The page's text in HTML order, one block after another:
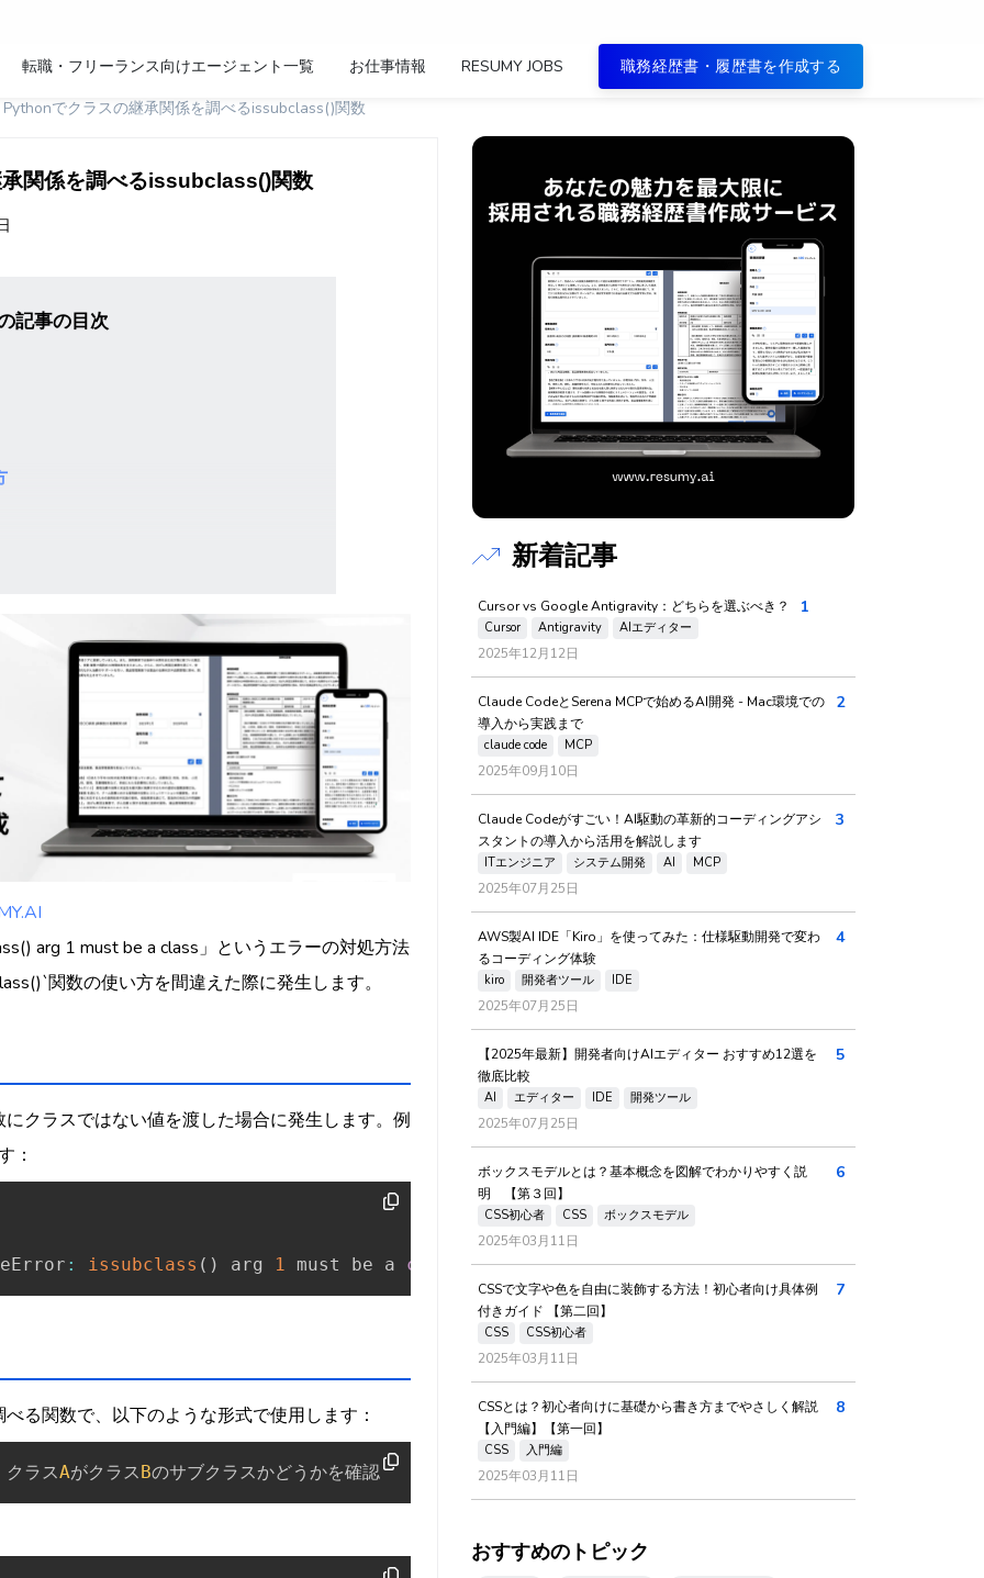
転職・フリーランス向けエージェント一覧 お仕事情報 RESUMY JOBS
職務経歴書・履歴書を作成する
でクラスの継承関係を調べるissubclass()関数
関係を調べるissubclass()関数
記事の目次
arg 1 must be a class」というエラーの対処方法
関数の使い方を間違えた際に発生します。
クラスではない値を渡した場合に発生します。例
：
: issubclass ( ) arg 1 must be a class
る関数で、以下のような形式で使用します：
ラス
Aがクラス Bのサブクラスかどうかを確認
新着記事
Cursor vs Google Antigravity：どちらを選ぶべき？
Cursor Antigravity AIエディター
2025年12月12日
1
Claude CodeとSerena MCPで始めるAI開発 - Mac環境での
導入から実践まで
claude code MCP
2025年09月10日
2
Claude Codeがすごい！AI駆動の革新的コーディングアシ
スタントの導入から活用を解説します
ITエンジニア システム開発 AI MCP
2025年07月25日
3
AWS製AI IDE「Kiro」を使ってみた：仕様駆動開発で変わ
るコーディング体験
kiro 開発者ツール IDE
2025年07月25日
4
【2025年最新】開発者向けAIエディター おすすめ12選を
徹底比較
AI エディター IDE 開発ツール
2025年07月25日
5
ボックスモデルとは？基本概念を図解でわかりやすく説
明 【第３回】
CSS初心者 CSS ボックスモデル
2025年03月11日
6
CSSで文字や色を自由に装飾する方法！初心者向け具体例
付きガイド 【第二回】
CSS CSS初心者
2025年03月11日
7
CSSとは？初心者向けに基礎から書き方までやさしく解説
【入門編】【第一回】
CSS 入門編
2025年03月11日
8
おすすめのトピック